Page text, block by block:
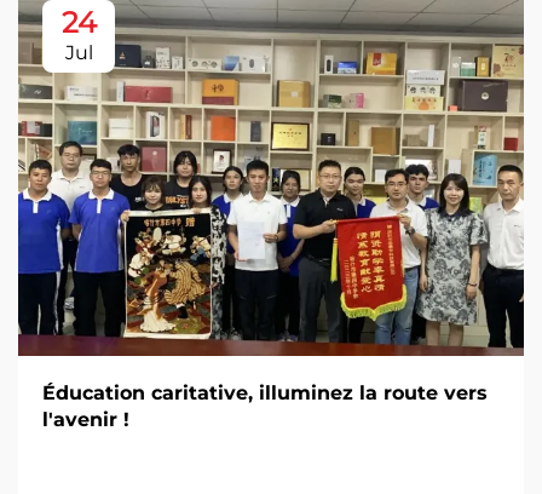
24
Jul
Éducation caritative, illuminez la route vers
l'avenir !